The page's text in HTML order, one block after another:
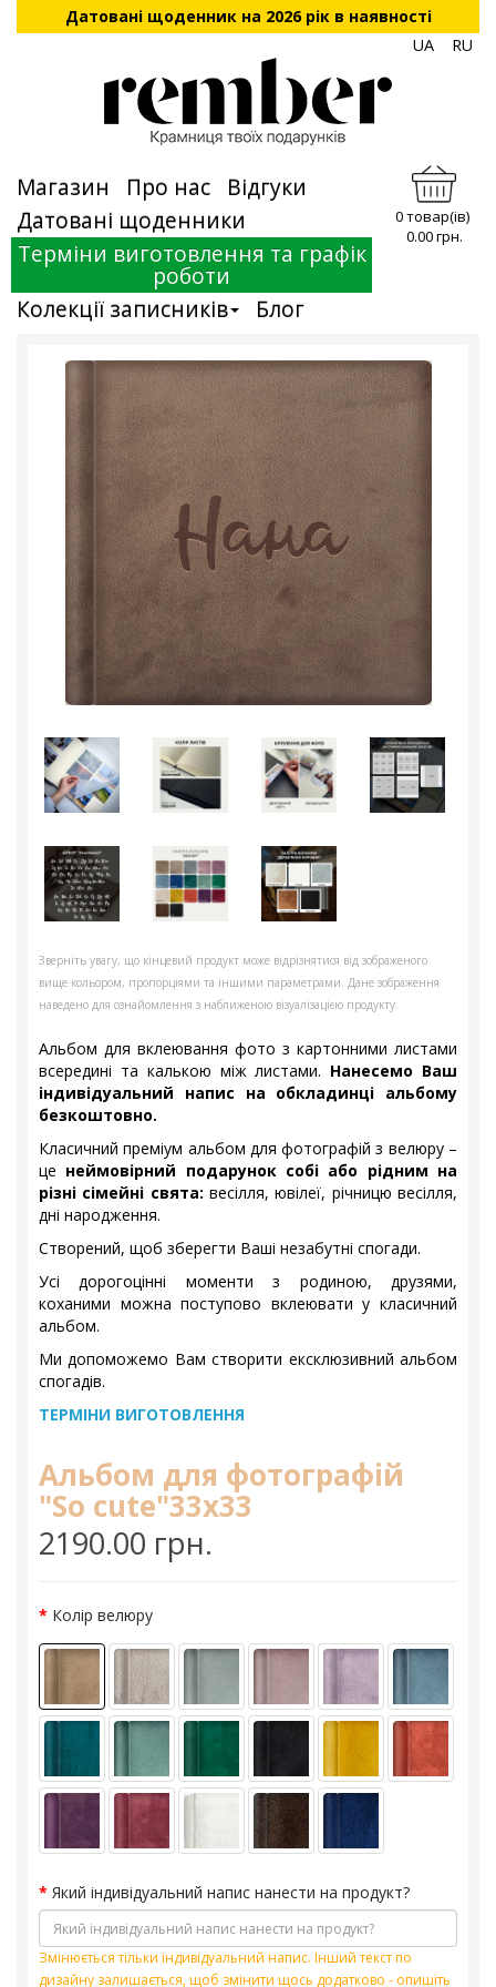
Датовані щоденник на 2026 рік в наявності
UA
RU
Магазин Про нас
Відгуки
Датовані щоденники
Терміни виготовлення та графік
роботи
Колекції записників
Блог
0 товар(ів)
0.00 грн.
Зверніть увагу, що кінцевий продукт може відрізнятися від зображеного
вище кольором, пропорціями та іншими параметрами. Дане зображення
наведено для ознайомлення з наближеною візуалізацією продукту.
Альбом для вклеювання фото з картонними листами
всередині та калькою між листами. Нанесемо Ваш
індивідуальний напис на обкладинці альбому
безкоштовно.
Класичний преміум альбом для фотографій з велюру –
це неймовірний подарунок собі або рідним на
різні сімейні свята: весілля, ювілеї, річницю весілля,
дні народження.
Створений, щоб зберегти Ваші незабутні спогади.
Усі дорогоцінні моменти з родиною, друзями,
коханими можна поступово вклеювати у класичний
альбом.
Ми допоможемо Вам створити ексклюзивний альбом
спогадів.
ТЕРМІНИ ВИГОТОВЛЕННЯ
Альбом для фотографій
"So cute"33х33
2190.00 грн.
Колір велюру
Який індивідуальний напис нанести на продукт?
Змінюється тільки індивідуальний напис. Інший текст по
дизайну залишається, щоб змінити щось додатково - опишіть